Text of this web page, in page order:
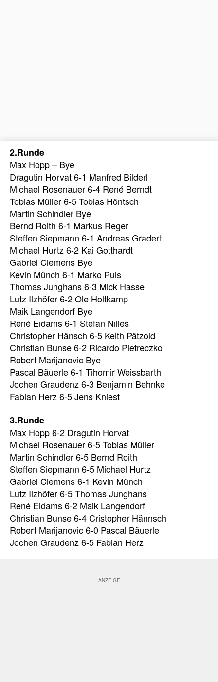
2.Runde
Max Hopp – Bye
Dragutin Horvat 6-1 Manfred Bilderl
Michael Rosenauer 6-4 René Berndt
Tobias Müller 6-5 Tobias Höntsch
Martin Schindler Bye
Bernd Roith 6-1 Markus Reger
Steffen Siepmann 6-1 Andreas Gradert
Michael Hurtz 6-2 Kai Gotthardt
Gabriel Clemens Bye
Kevin Münch 6-1 Marko Puls
Thomas Junghans 6-3 Mick Hasse
Lutz Ilzhöfer 6-2 Ole Holtkamp
Maik Langendorf Bye
René Eidams 6-1 Stefan Nilles
Christopher Hänsch 6-5 Keith Pätzold
Christian Bunse 6-2 Ricardo Pietreczko
Robert Marijanovic Bye
Pascal Bäuerle 6-1 Tihomir Weissbarth
Jochen Graudenz 6-3 Benjamin Behnke
Fabian Herz 6-5 Jens Kniest
3.Runde
Max Hopp 6-2 Dragutin Horvat
Michael Rosenauer 6-5 Tobias Müller
Martin Schindler 6-5 Bernd Roith
Steffen Siepmann 6-5 Michael Hurtz
Gabriel Clemens 6-1 Kevin Münch
Lutz Ilzhöfer 6-5 Thomas Junghans
René Eidams 6-2 Maik Langendorf
Christian Bunse 6-4 Cristopher Hännsch
Robert Marijanovic 6-0 Pascal Bäuerle
Jochen Graudenz 6-5 Fabian Herz